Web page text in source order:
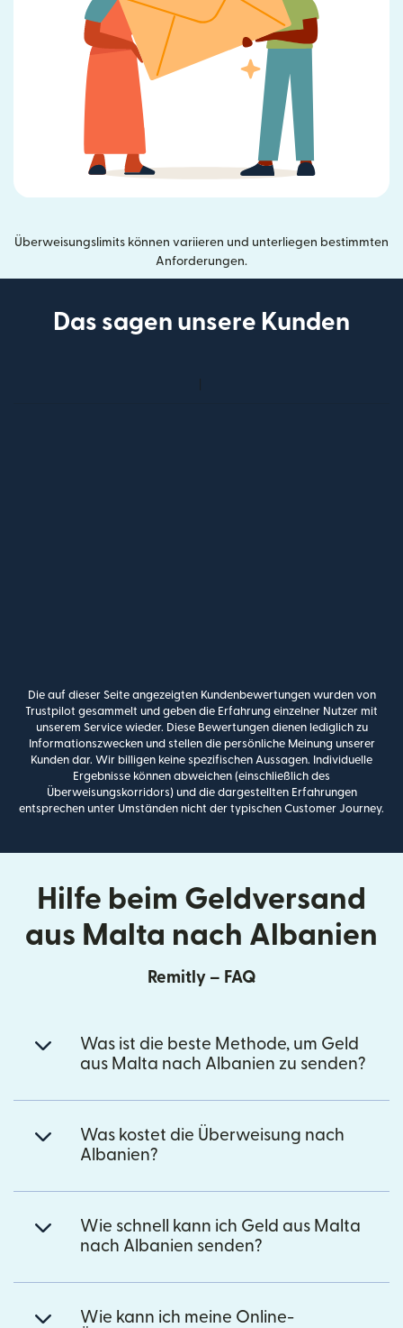
Überweisungslimits können variieren und unterliegen bestimmten
Anforderungen.
Das sagen unsere Kunden
Die auf dieser Seite angezeigten Kundenbewertungen wurden von
Trustpilot gesammelt und geben die Erfahrung einzelner Nutzer mit
unserem Service wieder. Diese Bewertungen dienen lediglich zu
Informationszwecken und stellen die persönliche Meinung unserer
Kunden dar. Wir billigen keine spezifischen Aussagen. Individuelle
Ergebnisse können abweichen (einschließlich des
Überweisungskorridors) und die dargestellten Erfahrungen
entsprechen unter Umständen nicht der typischen Customer Journey.
Hilfe beim Geldversand
aus Malta nach Albanien
Remitly – FAQ
Was ist die beste Methode, um Geld
aus Malta nach Albanien zu senden?
Was kostet die Überweisung nach
Albanien?
Wie schnell kann ich Geld aus Malta
nach Albanien senden?
Wie kann ich meine Online-